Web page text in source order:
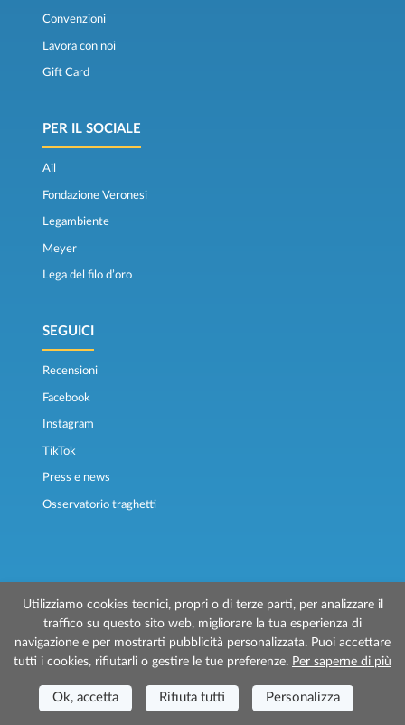
Convenzioni
Lavora con noi
Gift Card
PER IL SOCIALE
Ail
Fondazione Veronesi
Legambiente
Meyer
Lega del filo d’oro
SEGUICI
Recensioni
Facebook
Instagram
TikTok
Press e news
Osservatorio traghetti
© 2026 Traghettilines è gestito da Prenotazioni24 s.r.l.
Sede Operativa: Via Casa del Duca, 1 - 57037 Portoferraio (LI)
Aut.Amm.Prov. LI n 1819 del 16/01/06 - Fondo Garanzia Viaggi ASSIMUTUA
Fideiussione N° 026004
Utilizziamo cookies tecnici, propri o di terze parti, per analizzare il
traffico su questo sito web, migliorare la tua esperienza di
navigazione e per mostrarti pubblicità personalizzata. Puoi accettare
tutti i cookies, rifiutarli o gestire le tue preferenze. Per saperne di più
Ok, accetta Rifiuta tutti Personalizza